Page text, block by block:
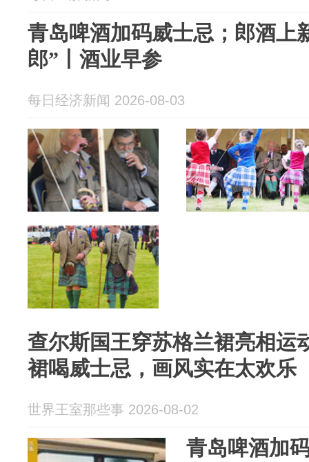
青岛啤酒加码威士忌；郎酒上
郎”丨酒业早参
每日经济新闻 2026-08-03
查尔斯国王穿苏格兰裙亮相运
裙喝威士忌，画风实在太欢乐
世界王室那些事 2026-08-02
青岛啤酒加